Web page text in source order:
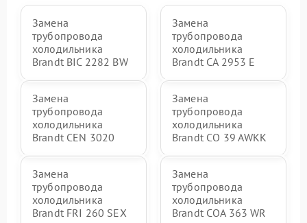
Замена
трубопровода
холодильника
Brandt BIC 2282 BW
Замена
трубопровода
холодильника
Brandt CA 2953 E
Замена
трубопровода
холодильника
Brandt CEN 3020
Замена
трубопровода
холодильника
Brandt CO 39 AWKK
Замена
трубопровода
холодильника
Brandt FRI 260 SEX
Замена
трубопровода
холодильника
Brandt COA 363 WR